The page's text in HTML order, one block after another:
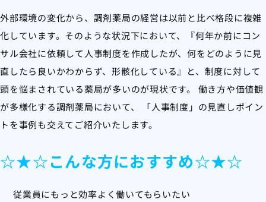
外部環境の変化から、調剤薬局の経営は以前と比べ格段に複雑
化しています。そのような状況下において、『何年か前にコン
サル会社に依頼して人事制度を作成したが、何をどのように見
直したら良いかわからず、形骸化している』と、制度に対して
頭を悩まされている薬局が多いのが現状です。 働き方や価値観
が多様化する調剤薬局において、 「人事制度」の見直しポイン
トを事例も交えてご紹介いたします。
☆★☆こんな方におすすめ☆★☆
従業員にもっと効率よく働いてもらいたい